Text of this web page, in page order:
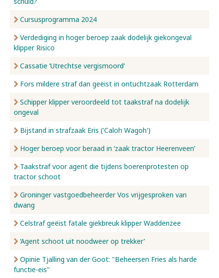
Cursusprogramma 2024
Verdediging in hoger beroep zaak dodelijk giekongeval
klipper Risico
Cassatie ‘Utrechtse vergismoord’
Fors mildere straf dan geëist in ontuchtzaak Rotterdam
Schipper klipper veroordeeld tot taakstraf na dodelijk
ongeval
Bijstand in strafzaak Eris ('Caloh Wagoh')
Hoger beroep voor beraad in ‘zaak tractor Heerenveen’
Taakstraf voor agent die tijdens boerenprotesten op
tractor schoot
Groninger vastgoedbeheerder Vos vrijgesproken van
dwang
Celstraf geëist fatale giekbreuk klipper Waddenzee
‘Agent schoot uit noodweer op trekker’
Opinie Tjalling van der Goot: "Beheersen Fries als harde
functie-eis"